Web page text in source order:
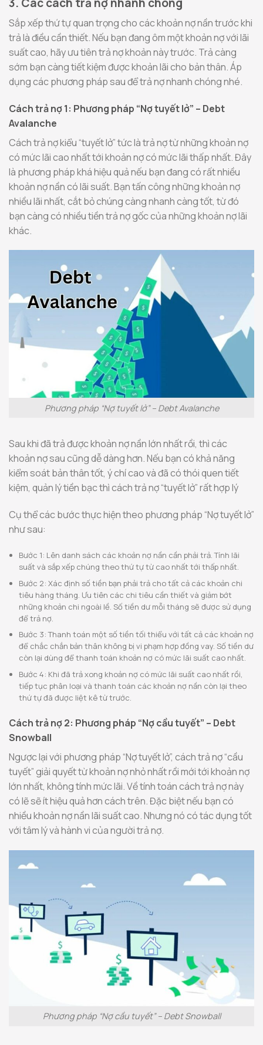
Sắp xếp thứ tự quan trọng cho các khoản nợ nần trước khi
trả là điều cần thiết. Nếu bạn đang ôm một khoản nợ với lãi
suất cao, hãy ưu tiên trả nợ khoản này trước. Trả càng
sớm bạn càng tiết kiệm được khoản lãi cho bản thân. Áp
dụng các phương pháp sau để trả nợ nhanh chóng nhé.
Cách trả nợ 1: Phương pháp “Nợ tuyết lở” – Debt
Avalanche
Cách trả nợ kiểu “tuyết lở” tức là trả nợ từ những khoản nợ
có mức lãi cao nhất tới khoản nợ có mức lãi thấp nhất. Đây
là phương pháp khá hiệu quả nếu bạn đang có rất nhiều
khoản nợ nần có lãi suất. Bạn tấn công những khoản nợ
nhiều lãi nhất, cắt bỏ chúng càng nhanh càng tốt, từ đó
bạn càng có nhiều tiền trả nợ gốc của những khoản nợ lãi
khác.
Phương pháp “Nợ tuyết lở” – Debt Avalanche
Sau khi đã trả được khoản nợ nần lớn nhất rồi, thì các
khoản nợ sau cũng dễ dàng hơn. Nếu bạn có khả năng
kiểm soát bản thân tốt, ý chí cao và đã có thói quen tiết
kiệm, quản lý tiền bạc thì cách trả nợ “tuyết lở” rất hợp lý
Cụ thể các bước thực hiện theo phương pháp “Nợ tuyết lở”
như sau:
Bước 1: Lên danh sách các khoản nợ nần cần phải trả. Tính lãi
suất và sắp xếp chúng theo thứ tự từ cao nhất tới thấp nhất.
Bước 2: Xác định số tiền bạn phải trả cho tất cả các khoản chi
tiêu hàng tháng. Ưu tiên các chi tiêu cần thiết và giảm bớt
những khoản chi ngoài lề. Số tiền dư mỗi tháng sẽ được sử dụng
để trả nợ.
Bước 3: Thanh toán một số tiền tối thiểu với tất cả các khoản nợ
để chắc chắn bản thân không bị vi phạm hợp đồng vay. Số tiền dư
còn lại dùng để thanh toán khoản nợ có mức lãi suất cao nhất.
Bước 4: Khi đã trả xong khoản nợ có mức lãi suất cao nhất rồi,
tiếp tục phân loại và thanh toán các khoản nợ nần còn lại theo
thứ tự đã được liệt kê từ trước.
Cách trả nợ 2: Phương pháp “Nợ cầu tuyết” – Debt
Snowball
Ngược lại với phương pháp “Nợ tuyết lở”, cách trả nợ “cầu
tuyết” giải quyết từ khoản nợ nhỏ nhất rồi mới tới khoản nợ
lớn nhất, không tính mức lãi. Về tính toán cách trả nợ này
có lẽ sẽ ít hiệu quả hơn cách trên. Đặc biệt nếu bạn có
nhiều khoản nợ nần lãi suất cao. Nhưng nó có tác dụng tốt
với tâm lý và hành vi của người trả nợ.
Phương pháp “Nợ cầu tuyết” – Debt Snowball